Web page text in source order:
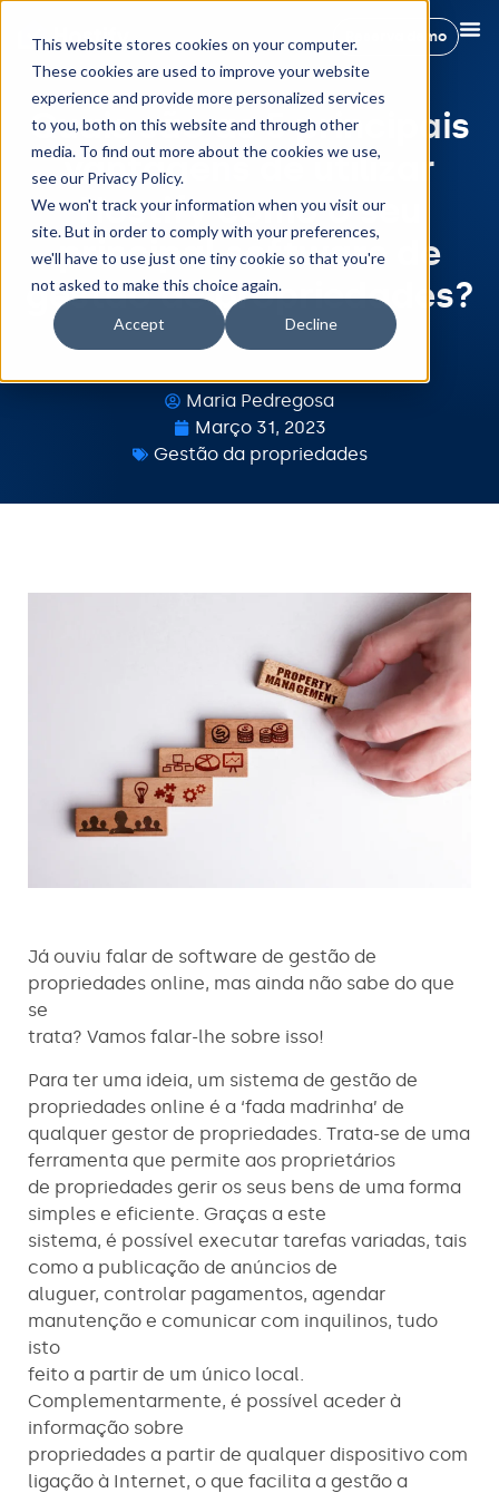
This website stores cookies on your computer.
These cookies are used to improve your website
experience and provide more personalized services
to you, both on this website and through other
media. To find out more about the cookies we use,
see our Privacy Policy.
We won't track your information when you visit our
site. But in order to comply with your preferences,
we'll have to use just one tiny cookie so that you're
not asked to make this choice again.
Accept Decline
Reserva demo
Quais são as 5 principais
vantagens de utilizar
Hostify como o seu
principal software de
gestão de propriedades?
Maria Pedregosa
Março 31, 2023
Gestão da propriedades
Já ouviu falar de software de gestão de
propriedades online, mas ainda não sabe do que
se
trata? Vamos falar-lhe sobre isso!
Para ter uma ideia, um sistema de gestão de
propriedades online é a ‘fada madrinha’ de
qualquer gestor de propriedades. Trata-se de uma
ferramenta que permite aos proprietários
de propriedades gerir os seus bens de uma forma
simples e eficiente. Graças a este
sistema, é possível executar tarefas variadas, tais
como a publicação de anúncios de
aluguer, controlar pagamentos, agendar
manutenção e comunicar com inquilinos, tudo
isto
feito a partir de um único local.
Complementarmente, é possível aceder à
informação sobre
propriedades a partir de qualquer dispositivo com
ligação à Internet, o que facilita a gestão a